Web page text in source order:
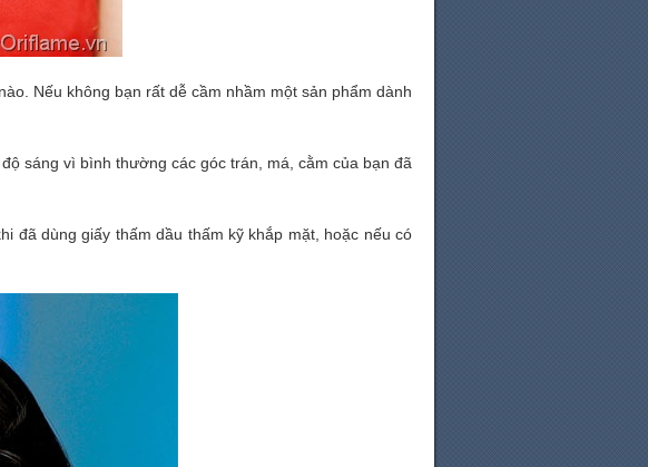
Nếu không bạn rất dễ cầm nhầm một sản phẩm dành
sáng vì bình thường các góc trán, má, cằm của bạn đã
đã dùng giấy thấm dầu thấm kỹ khắp mặt, hoặc nếu có